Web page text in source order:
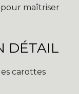
pour maîtriser
DÉTAIL
carottes